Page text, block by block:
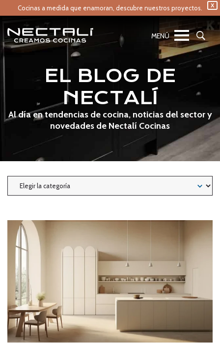
X
Cocinas a medida que enamoran, descubre nuestros proyectos.
EL BLOG DE
NECTALÍ
Al día en tendencias de cocina, noticias del sector y
novedades de Nectalí Cocinas